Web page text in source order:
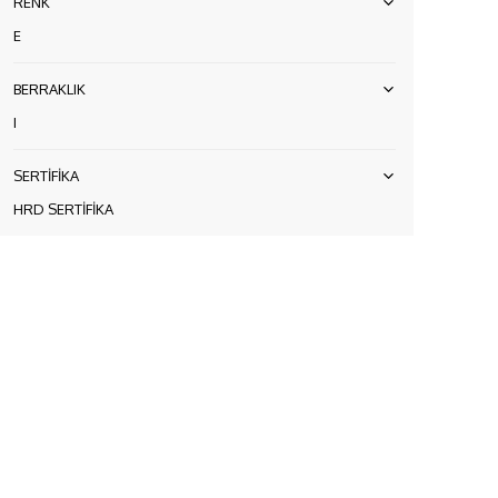
E
BERRAKLIK
I
SERTİFİKA
HRD SERTİFİKA